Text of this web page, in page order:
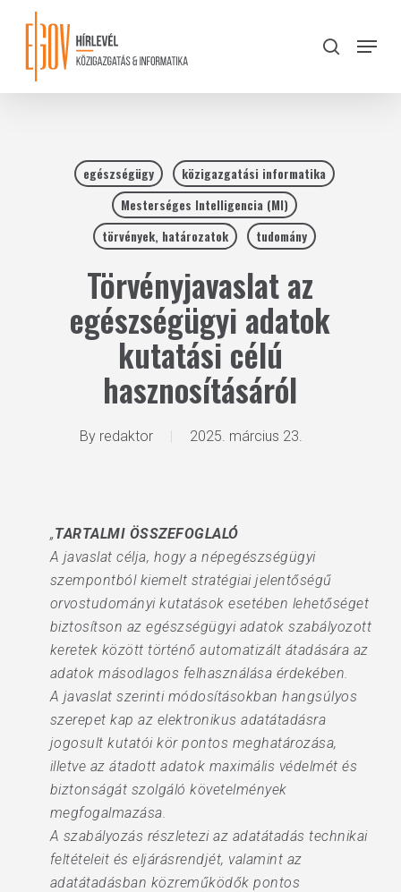
content
search
Menu
egészségügy
közigazgatási informatika
Mesterséges Intelligencia (MI)
törvények, határozatok
tudomány
Törvényjavaslat az
egészségügyi adatok
kutatási célú
hasznosításáról
By redaktor 2025. március 23.
„TARTALMI ÖSSZEFOGLALÓ
A javaslat célja, hogy a népegészségügyi
szempontból kiemelt stratégiai jelentőségű
orvostudományi kutatások esetében lehetőséget
biztosítson az egészségügyi adatok szabályozott
keretek között történő automatizált átadására az
adatok másodlagos felhasználása érdekében.
A javaslat szerinti módosításokban hangsúlyos
szerepet kap az elektronikus adatátadásra
jogosult kutatói kör pontos meghatározása,
illetve az átadott adatok maximális védelmét és
biztonságát szolgáló követelmények
megfogalmazása.
A szabályozás részletezi az adatátadás technikai
feltételeit és eljárásrendjét, valamint az
adatátadásban közreműködők pontos
Close